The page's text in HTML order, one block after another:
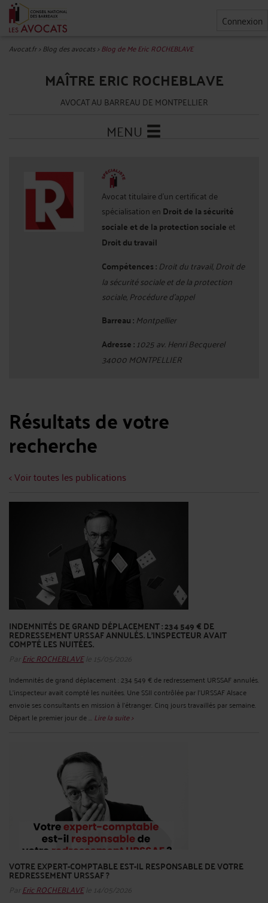
Connexion
Avocat.fr>Blog des avocats>Blog de Me Eric ROCHEBLAVE
MAÎTRE ERIC ROCHEBLAVE
AVOCAT AU BARREAU DE MONTPELLIER
MENU
Avocat titulaire d'un certificat de
spécialisation en Droit de la sécurité
sociale et de la protection sociale et
Droit du travail
Compétences : Droit du travail, Droit de
la sécurité sociale et de la protection
sociale, Procédure d'appel
Barreau : Montpellier
Adresse :1025 av. Henri Becquerel
34000 MONTPELLIER
Résultats de votre
recherche
< Voir toutes les publications
INDEMNITÉS DE GRAND DÉPLACEMENT : 234 549 € DE
REDRESSEMENT URSSAF ANNULÉS. L'INSPECTEUR AVAIT
COMPTÉ LES NUITÉES.
Par Eric ROCHEBLAVEle 15/05/2026
Indemnités de grand déplacement : 234 549 € de redressement URSSAF annulés.
L'inspecteur avait compté les nuitées. Une SSII contrôlée par l'URSSAF Alsace
envoie ses consultants en mission à l'étranger. Cinq jours travaillés par semaine.
Départ le premier jour de ... Lire la suite >
VOTRE EXPERT-COMPTABLE EST-IL RESPONSABLE DE VOTRE
REDRESSEMENT URSSAF ?
Par Eric ROCHEBLAVEle 14/05/2026